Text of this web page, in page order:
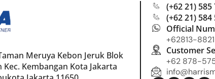
Meruya Kebon Jeruk Blok
Kembangan Kota Jakarta
(+62 21) 585
(+62 21) 584
Official
+62813-
Customer
+62 878-